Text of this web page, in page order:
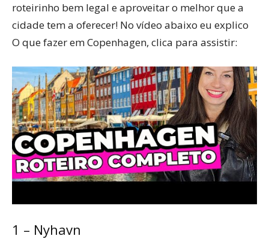
roteirinho bem legal e aproveitar o melhor que a
cidade tem a oferecer! No vídeo abaixo eu explico
O que fazer em Copenhagen, clica para assistir:
1 – Nyhavn